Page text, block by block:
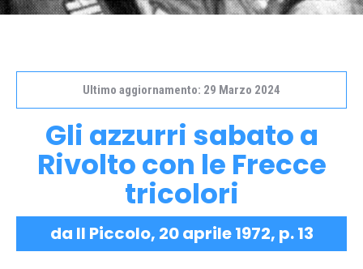
Ultimo aggiornamento: 29 Marzo 2024
Gli azzurri sabato a
Rivolto con le Frecce
tricolori
da Il Piccolo, 20 aprile 1972, p. 13